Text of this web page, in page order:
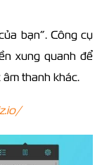
bạn”. Công cụ
xung quanh để
thanh khác.